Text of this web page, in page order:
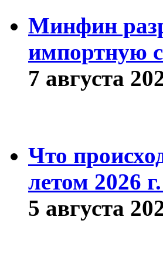
Минфин
импортную
7 августа
Что
летом 2026
5 августа